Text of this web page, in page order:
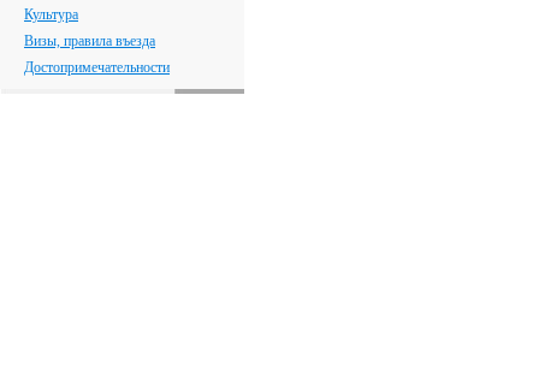
Культура
Визы, правила въезда
Достопримечательности